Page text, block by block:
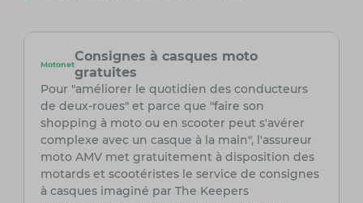
Motonet
Consignes à casques moto
gratuites
Pour "améliorer le quotidien des conducteurs
de deux-roues" et parce que "faire son
shopping à moto ou en scooter peut s'avérer
complexe avec un casque à la main", l'assureur
moto AMV met gratuitement à disposition des
motards et scootéristes le service de consignes
à casques imaginé par The Keepers